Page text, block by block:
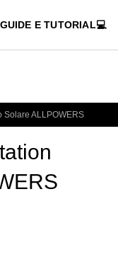
GUIDE E TUTORIAL💻
Solare ALLPOWERS